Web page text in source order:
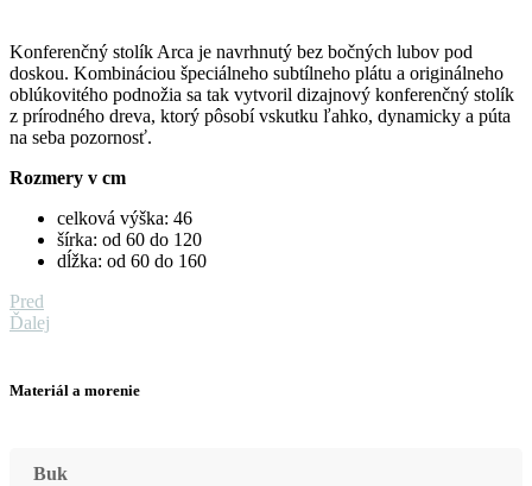
Konferenčný stolík Arca je navrhnutý bez bočných lubov pod
doskou. Kombináciou špeciálneho subtílneho plátu a originálneho
oblúkovitého podnožia sa tak vytvoril dizajnový konferenčný stolík
z prírodného dreva, ktorý pôsobí vskutku ľahko, dynamicky a púta
na seba pozornosť.
Rozmery v cm
celková výška: 46
šírka: od 60 do 120
dĺžka: od 60 do 160
Pred
Ďalej
Materiál a morenie
Buk